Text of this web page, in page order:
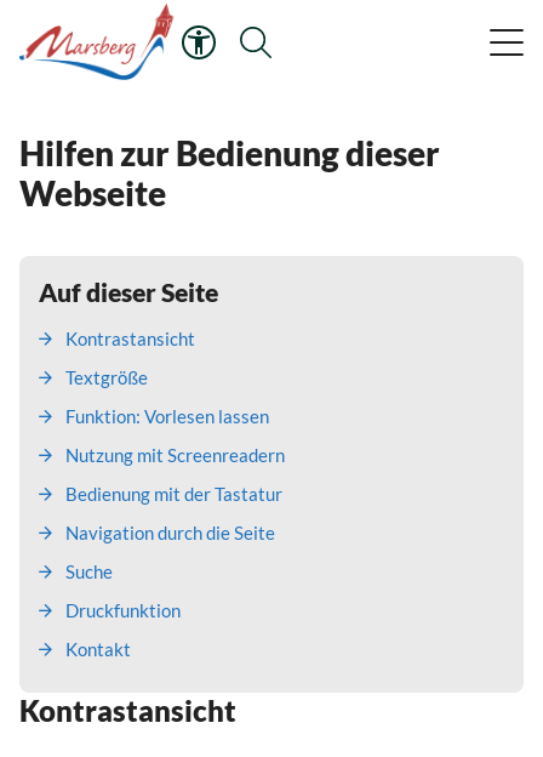
Hilfen zur Bedienung dieser
Webseite
Kontrastansicht
Auf dieser Seite
Kontrastansicht
Textgröße
Funktion: Vorlesen lassen
Nutzung mit Screenreadern
Bedienung mit der Tastatur
Navigation durch die Seite
Suche
Druckfunktion
Kontakt